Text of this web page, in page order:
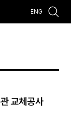
ENG
교체공사